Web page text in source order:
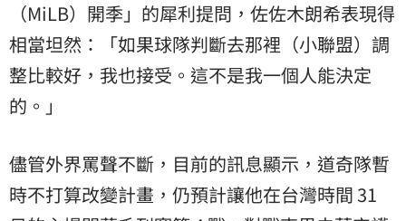
（MiLB）開季」的犀利提問，佐佐木朗希表現得
相當坦然：「如果球隊判斷去那裡（小聯盟）調
整比較好，我也接受。這不是我一個人能決定
的。」
儘管外界罵聲不斷，目前的訊息顯示，道奇隊暫
時不打算改變計畫，仍預計讓他在台灣時間 31